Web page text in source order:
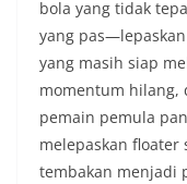
bola yang tidak
yang
yang masih siap
momentum hilang,
pemain pemula
melepaskan floater
tembakan menjadi